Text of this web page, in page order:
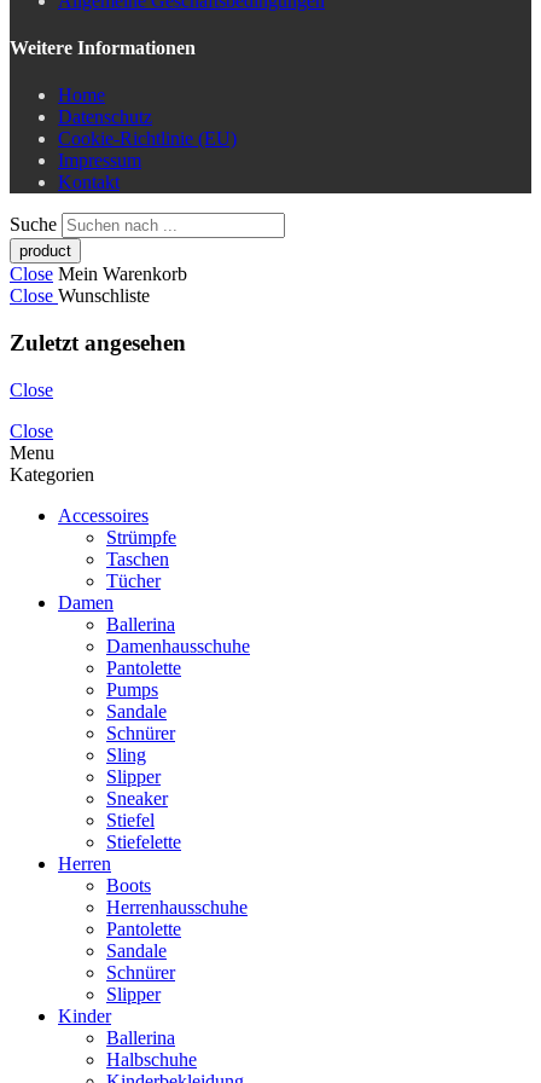
Weitere Informationen
Home
Datenschutz
Cookie-Richtlinie (EU)
Impressum
Kontakt
Suche
Close Mein Warenkorb
Close Wunschliste
Zuletzt angesehen
Close
Close
Menu
Kategorien
Accessoires
Strümpfe
Taschen
Tücher
Damen
Ballerina
Damenhausschuhe
Pantolette
Pumps
Sandale
Schnürer
Sling
Slipper
Sneaker
Stiefel
Stiefelette
Herren
Boots
Herrenhausschuhe
Pantolette
Sandale
Schnürer
Slipper
Kinder
Ballerina
Halbschuhe